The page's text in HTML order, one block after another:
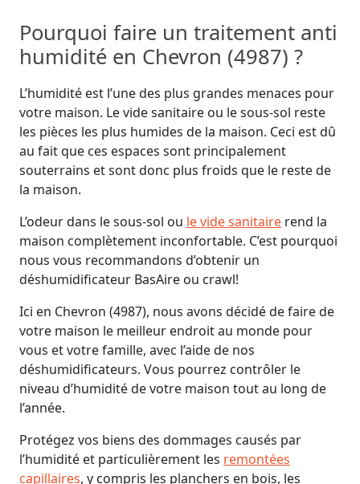
Pourquoi faire un traitement anti
humidité en Chevron (4987) ?
L’humidité est l’une des plus grandes menaces pour
votre maison. Le vide sanitaire ou le sous-sol reste
les pièces les plus humides de la maison. Ceci est dû
au fait que ces espaces sont principalement
souterrains et sont donc plus froids que le reste de
la maison.
L’odeur dans le sous-sol ou le vide sanitaire rend la
maison complètement inconfortable. C’est pourquoi
nous vous recommandons d’obtenir un
déshumidificateur BasAire ou crawl!
Ici en Chevron (4987), nous avons décidé de faire de
votre maison le meilleur endroit au monde pour
vous et votre famille, avec l’aide de nos
déshumidificateurs. Vous pourrez contrôler le
niveau d’humidité de votre maison tout au long de
l’année.
Protégez vos biens des dommages causés par
l’humidité et particulièrement les remontées
capillaires, y compris les planchers en bois, les